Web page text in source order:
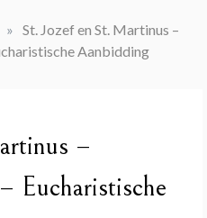
» St. Jozef en St. Martinus –
Aanbidding
–
Eucharistische